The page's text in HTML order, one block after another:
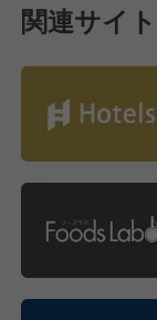
関連サイト